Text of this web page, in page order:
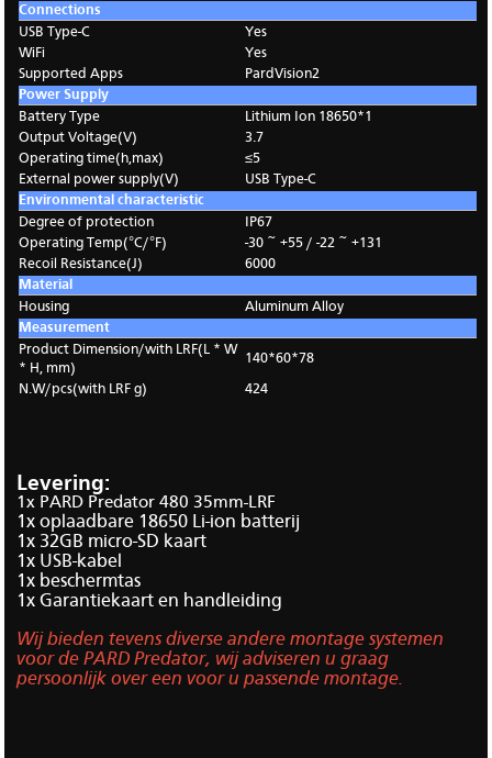
Connections
USB Type-C
Yes
WiFi
Yes
Supported Apps
PardVision2
Power Supply
Battery Type
Lithium Ion 18650*1
Output Voltage(V)
3.7
Operating time(h,max)
≤5
External power supply(V)
USB Type-C
Environmental characteristic
Degree of protection
IP67
Operating Temp(°C/°F)
-30 ~ +55 / -22 ~ +131
Recoil Resistance(J)
6000
Material
Housing
Aluminum Alloy
Measurement
Product Dimension/with LRF(L * W
* H, mm)
140*60*78
N.W/pcs(with LRF g) 424
Levering:
1x PARD Predator 480 35mm-LRF
1x oplaadbare 18650 Li-ion batterij
1x 32GB micro-SD kaart
1x USB-kabel
1x beschermtas
1x Garantiekaart en handleiding
Wij bieden tevens diverse andere montage systemen
voor de PARD Predator, wij adviseren u graag
persoonlijk over een voor u passende montage.